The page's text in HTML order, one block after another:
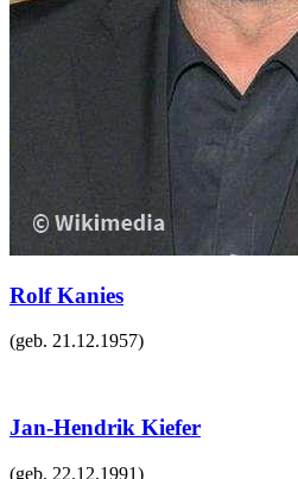
Rolf Kanies
(geb. 21.12.1957)
Jan-Hendrik Kiefer
(geb. 22.12.1991)